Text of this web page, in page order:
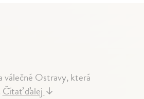
válečné Ostravy, která
Čítať ďalej↓